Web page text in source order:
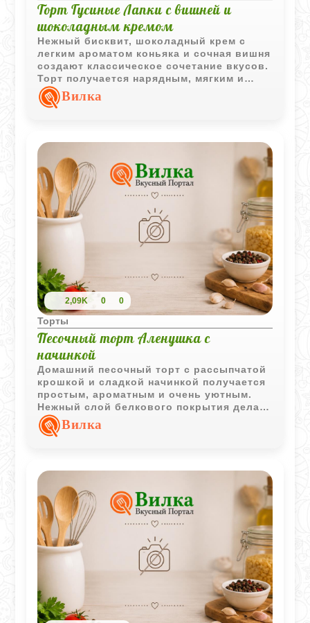
Торт Гусиные Лапки с вишней и
шоколадным кремом
Нежный бисквит, шоколадный крем с
легким ароматом коньяка и сочная вишня
создают классическое сочетание вкусов.
Торт получается нарядным, мягким и
очень домашним.
Вилка
2,09K 0 0
Торты
Песочный торт Аленушка с
начинкой
Домашний песочный торт с рассыпчатой
крошкой и сладкой начинкой получается
простым, ароматным и очень уютным.
Нежный слой белкового покрытия делает
выпечку особенно мягкой и нарядной.
Вилка